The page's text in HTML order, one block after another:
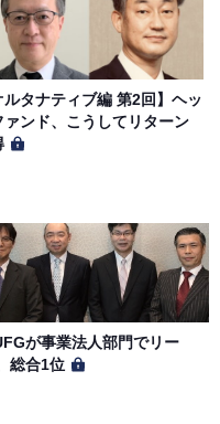
ンライン上に掲示する
、適切に取り扱うもの
ルタナティブ編 第2回】ヘッ
ァンド、こうしてリターン
が事業法人部門でリー
総合1位